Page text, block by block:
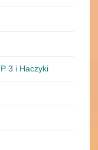
3 i Haczyki